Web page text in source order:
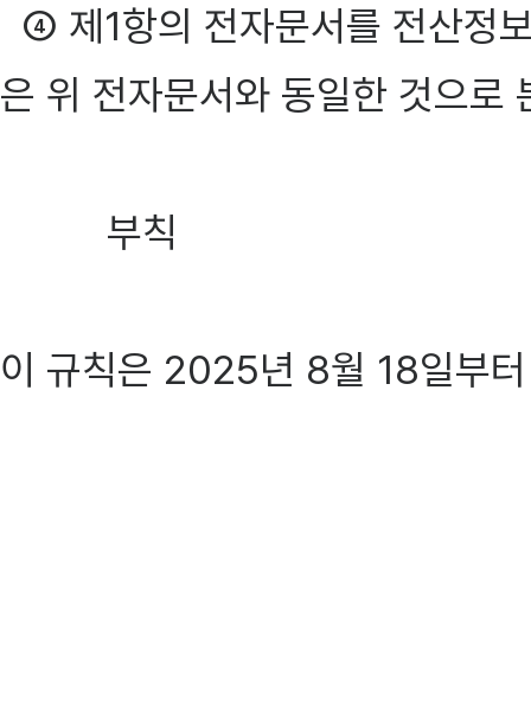
④ 제1항의 전자문서를 전산정
은 위 전자문서와 동일한 것으로
부칙
이 규칙은 2025년 8월 18일부